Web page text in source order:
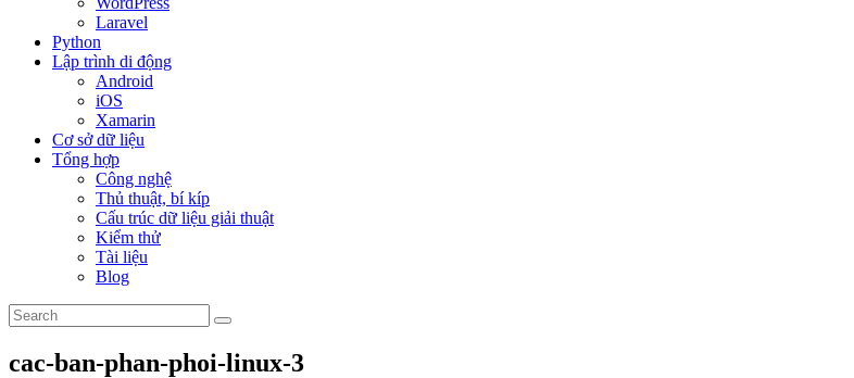
Laravel
Python
Lập trình di động
Android
iOS
Xamarin
Cơ sở dữ liệu
Tổng hợp
Công nghệ
Thủ thuật, bí kíp
Cấu trúc dữ liệu giải thuật
Kiểm thử
Tài liệu
Blog
cac-ban-phan-phoi-linux-3